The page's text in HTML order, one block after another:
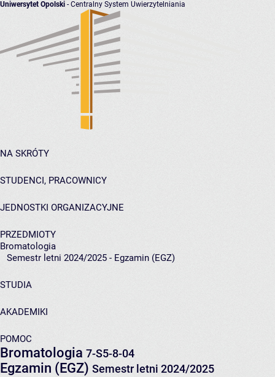
Uniwersytet Opolski - Centralny System Uwierzytelniania
NA SKRÓTY
STUDENCI, PRACOWNICY
JEDNOSTKI ORGANIZACYJNE
PRZEDMIOTY
Bromatologia
Semestr letni 2024/2025 - Egzamin (EGZ)
STUDIA
AKADEMIKI
POMOC
Bromatologia 7-S5-8-04
Egzamin (EGZ) Semestr letni 2024/2025